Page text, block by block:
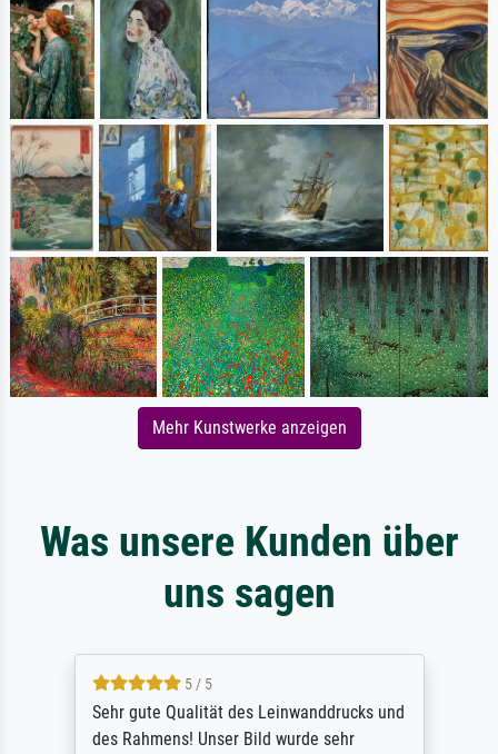
Mehr Kunstwerke anzeigen
Was unsere Kunden über
uns sagen
5 / 5
Sehr gute Qualität des Leinwanddrucks und
des Rahmens! Unser Bild wurde sehr